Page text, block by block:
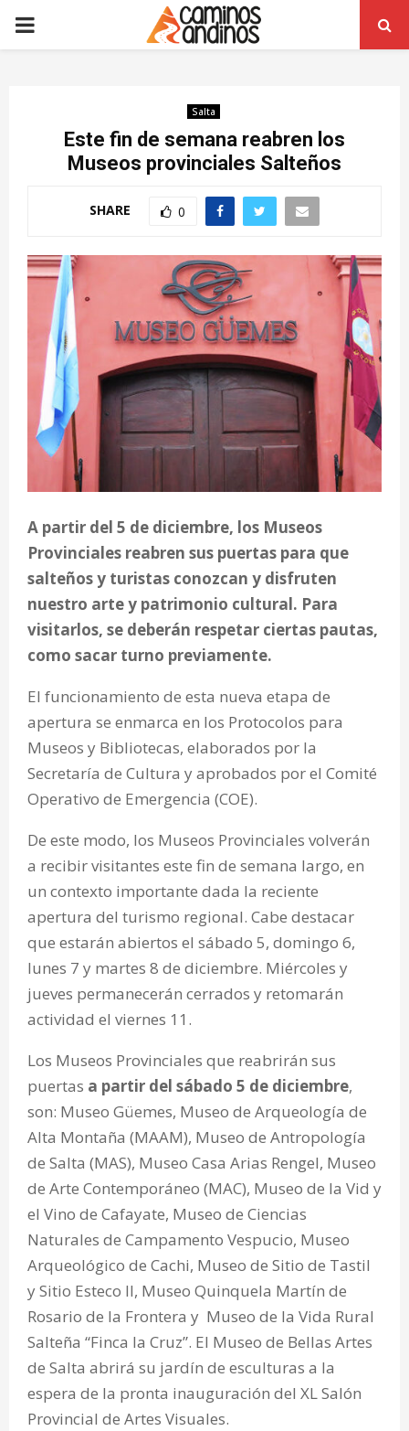
PRIMARY
Salta
Este fin de semana reabren los
Museos provinciales Salteños
SHARE 0
A partir del 5 de diciembre, los Museos
Provinciales reabren sus puertas para que
salteños y turistas conozcan y disfruten
nuestro arte y patrimonio cultural. Para
visitarlos, se deberán respetar ciertas pautas,
como sacar turno previamente.
El funcionamiento de esta nueva etapa de
apertura se enmarca en los Protocolos para
Museos y Bibliotecas, elaborados por la
Secretaría de Cultura y aprobados por el Comité
Operativo de Emergencia (COE).
De este modo, los Museos Provinciales volverán
a recibir visitantes este fin de semana largo, en
un contexto importante dada la reciente
apertura del turismo regional. Cabe destacar
que estarán abiertos el sábado 5, domingo 6,
lunes 7 y martes 8 de diciembre. Miércoles y
jueves permanecerán cerrados y retomarán
actividad el viernes 11.
Los Museos Provinciales que reabrirán sus
puertas a partir del sábado 5 de diciembre,
son: Museo Güemes, Museo de Arqueología de
Alta Montaña (MAAM), Museo de Antropología
de Salta (MAS), Museo Casa Arias Rengel, Museo
de Arte Contemporáneo (MAC), Museo de la Vid y
el Vino de Cafayate, Museo de Ciencias
Naturales de Campamento Vespucio, Museo
Arqueológico de Cachi, Museo de Sitio de Tastil
y Sitio Esteco II, Museo Quinquela Martín de
Rosario de la Frontera y Museo de la Vida Rural
Salteña “Finca la Cruz”. El Museo de Bellas Artes
de Salta abrirá su jardín de esculturas a la
espera de la pronta inauguración del XL Salón
Provincial de Artes Visuales.